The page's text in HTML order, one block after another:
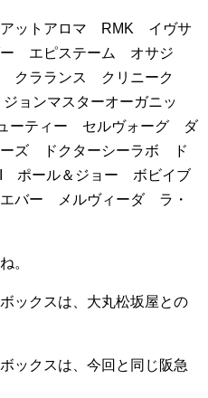
ットアロマ RMK イヴサ
ー エピステーム オサジ
クラランス クリニーク
ョンマスターオーガニッ
ーティー セルヴォーグ ダ
ズ ドクターシーラボ ド
ポール＆ジョー ボビイブ
バー メルヴィーダ ラ・
。
ックスは、大丸松坂屋との
ックスは、今回と同じ阪急